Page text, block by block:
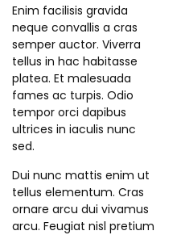
Enim facilisis gravida
neque convallis a cras
semper auctor. Viverra
tellus in hac habitasse
platea. Et malesuada
fames ac turpis. Odio
tempor orci dapibus
ultrices in iaculis nunc
sed.
Dui nunc mattis enim ut
tellus elementum. Cras
ornare arcu dui vivamus
arcu. Feugiat nisl pretium